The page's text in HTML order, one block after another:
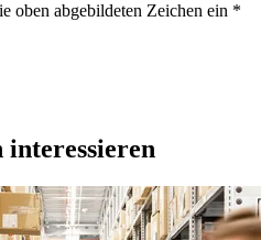
oben abgebildeten Zeichen ein *
interessieren